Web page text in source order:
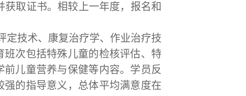
获取证书。相较上一年度，报名和
定技术、康复治疗学、作业治疗技
次包括特殊儿童的检核评估、特
儿童营养与保健等内容。学员反
的指导意义，总体平均满意度在